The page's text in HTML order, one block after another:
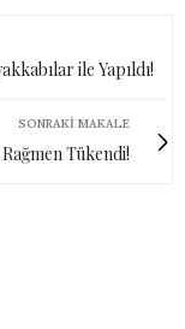
ile Yapıldı!
SONRAKI MAKALE
Tükendi!